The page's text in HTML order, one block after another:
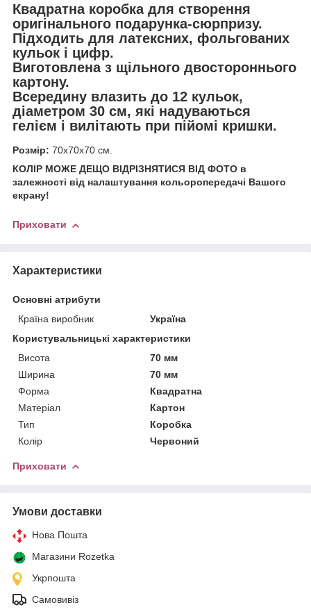
Квадратна коробка для створення
оригінального подарунка-сюрпризу.
Підходить для латексних, фольгованих
кульок і цифр.
Виготовлена з щільного двостороннього
картону.
Всередину влазить до 12 кульок,
діаметром 30 см, які надуваються
гелієм і вилітають при пійомі кришки.
Розмір: 70х70х70 см.
КОЛІР МОЖЕ ДЕЩО ВІДРІЗНЯТИСЯ ВІД ФОТО в
залежності від налаштування кольоропередачі Вашого
екрану!
Приховати
Характеристики
Основні атрибути
Країна виробник
Україна
Користувальницькі характеристики
Висота
70 мм
Ширина
70 мм
Форма
Квадратна
Матеріал
Картон
Тип
Коробка
Колір
Червоний
Приховати
Умови доставки
Нова Пошта
Магазини Rozetka
Укрпошта
Самовивіз